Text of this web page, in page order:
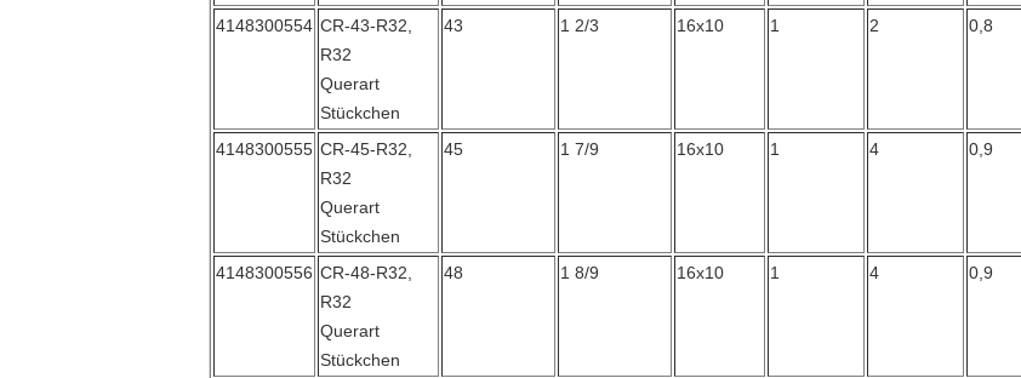
4148300554 CR-43-R32,
R32
Querart
Stückchen
43 1 2/3 16x10 1 2 0,8
4148300555 CR-45-R32,
R32
Querart
Stückchen
45 1 7/9 16x10 1 4 0,9
4148300556 CR-48-R32,
R32
Querart
Stückchen
48 1 8/9 16x10 1 4 0,9